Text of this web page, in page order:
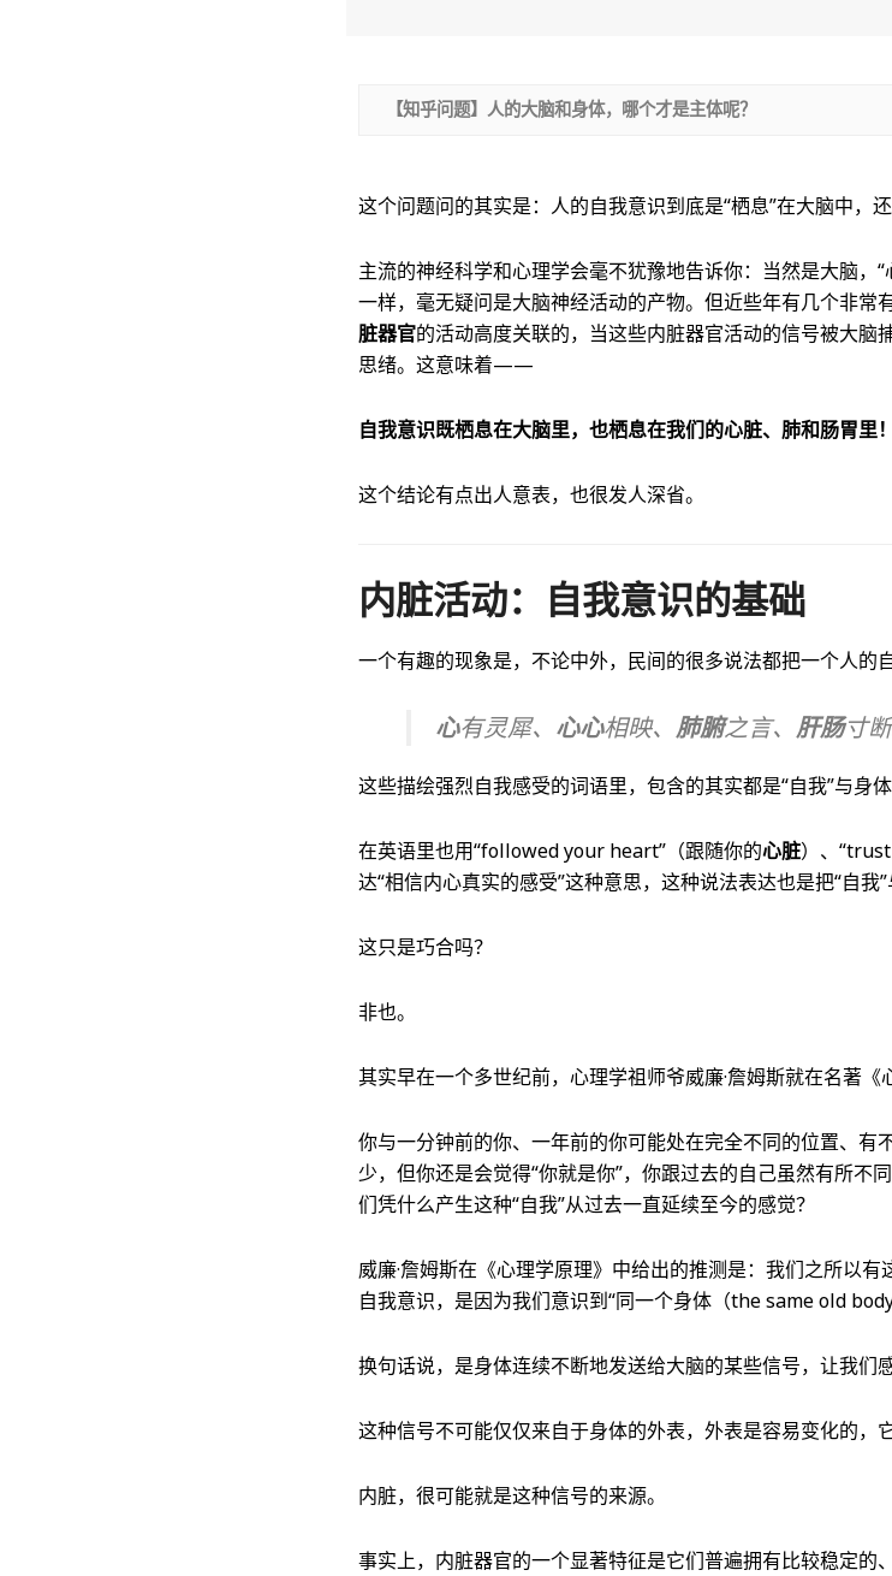
【知乎问题】人的大脑和身体，哪个才是主体呢？
这个问题问的其实是：人的自我意识到底是“栖息”在大脑中，
主流的神经科学和心理学会毫不犹豫地告诉你：当然是大脑，
一样，毫无疑问是大脑神经活动的产物。但近些年有几个非常
脏器官的活动高度关联的，当这些内脏器官活动的信号被大脑
思绪。这意味着——
自我意识既栖息在大脑里，也栖息在我们的心脏、肺和肠胃里！
这个结论有点出人意表，也很发人深省。
内脏活动：自我意识的基础
一个有趣的现象是，不论中外，民间的很多说法都把一个人的
心有灵犀、 心心相映、 肺腑之言、 肝肠寸
这些描绘强烈自我感受的词语里，包含的其实都是“自我”与身
在英语里也用“followed your heart”（跟随你的心脏）、
达“相信内心真实的感受”这种意思，这种说法表达也是把“自我”
这只是巧合吗？
非也。
其实早在一个多世纪前，心理学祖师爷威廉·詹姆斯就在名著《
你与一分钟前的你、一年前的你可能处在完全不同的位置、有
少，但你还是会觉得“你就是你”，你跟过去的自己虽然有所不
们凭什么产生这种“自我”从过去一直延续至今的感觉？
威廉·詹姆斯在《心理学原理》中给出的推测是：我们之所以
自我意识，是因为我们意识到“同一个身体（the same old
换句话说，是身体连续不断地发送给大脑的某些信号，让我们感
这种信号不可能仅仅来自于身体的外表，外表是容易变化的，
内脏，很可能就是这种信号的来源。
事实上，内脏器官的一个显著特征是它们普遍拥有比较稳定的